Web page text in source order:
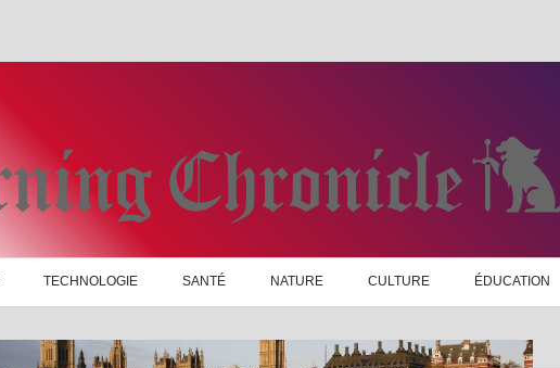
TECHNOLOGIE SANTÉ NATURE CULTURE ÉDUCATION